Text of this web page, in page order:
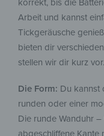
korrekt, bis die
Arbeit und kannst
Tickgeräusche
bieten dir
stellen wir dir kurz vor.
Die Form: Du kannst
runden oder einer
Die runde Wanduhr
abgeschliffene Kante